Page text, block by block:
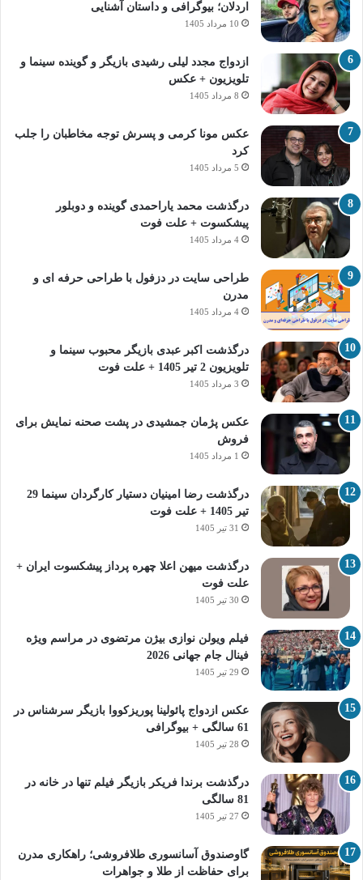
اردلان؛ بیوگرافی و داستان آشنایی
10 مرداد 1405
ازدواج مجدد لیلی رشیدی بازیگر و گوینده سینما و
تلویزیون + عکس
8 مرداد 1405
عکس مونا کرمی و پسرش توجه مخاطبان را جلب
کرد
5 مرداد 1405
درگذشت محمد یاراحمدی گوینده و دوبلور
پیشکسوت + علت فوت
4 مرداد 1405
طراحی سایت در دزفول با طراحی حرفه‌ ای و
مدرن
4 مرداد 1405
درگذشت اکبر عبدی بازیگر محبوب سینما و
تلویزیون 2 تیر 1405 + علت فوت
3 مرداد 1405
عکس پژمان جمشیدی در پشت صحنه نمایش برای
فروش
1 مرداد 1405
درگذشت رضا امینیان دستیار کارگردان سینما 29
تیر 1405 + علت فوت
31 تیر 1405
درگذشت میهن اعلا چهره پرداز پیشکسوت ایران +
علت فوت
30 تیر 1405
فیلم ویولن نوازی بیژن مرتضوی در مراسم ویژه
فینال جام جهانی 2026
29 تیر 1405
عکس ازدواج پائولینا پوریزکووا بازیگر سرشناس در
61 سالگی + بیوگرافی
28 تیر 1405
درگذشت برندا فریکر بازیگر فیلم تنها در خانه در
81 سالگی
27 تیر 1405
گاوصندوق آسانسوری طلافروشی؛ راهکاری مدرن
برای حفاظت از طلا و جواهرات